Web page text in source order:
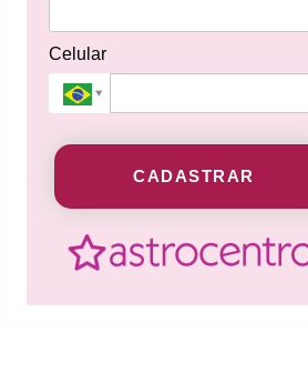
Celular
CADASTRAR